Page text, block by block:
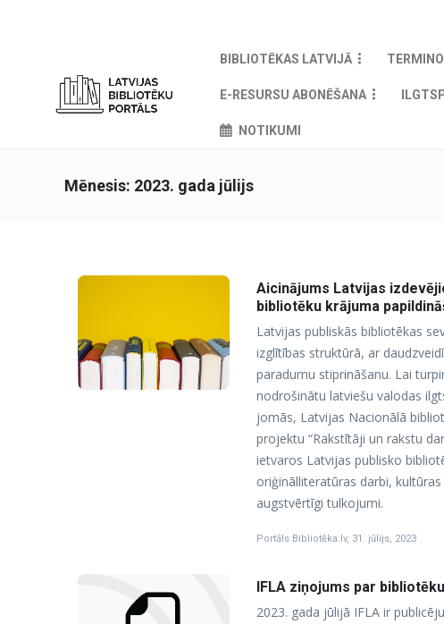
BIBLIOTĒKAS LATVIJĀ
E-RESURSU ABONĒŠANA
NOTIKUMI
Mēnesis: 2023. gada jūlijs
Aicinājums Latvijas
bibliotēku krājuma
Latvijas publiskās bibliotēkas
izglītības struktūrā, ar
paradumu stiprināšanu. Lai
nodrošinātu latviešu valodas
jomās, Latvijas Nacionālā
projektu “Rakstītāji un rakstu
ietvaros Latvijas publisko
oriģinālliteratūras darbi,
augstvērtīgi tulkojumi.
Portāls Bibliotēka.lv, 31. jūlijs, 2023
IFLA ziņojums par
2023. gada jūlijā IFLA ir